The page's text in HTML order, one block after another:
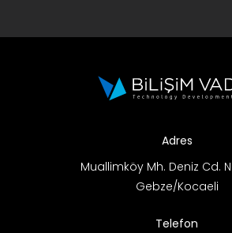
Adres
Muallimköy Mh. Deniz Cd.
Gebze/Kocaeli
Telefon